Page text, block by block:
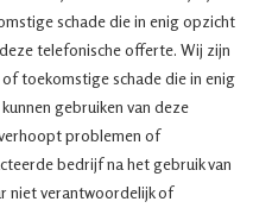
schade die in enig opzicht
telefonische offerte. Wij zijn
toekomstige schade die in enig
gebruiken van deze
problemen of
bedrijf na het gebruik van
niet verantwoordelijk of